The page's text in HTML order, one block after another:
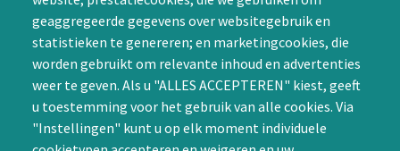
geaggregeerde gegevens over websitegebruik en
statistieken te genereren; en marketingcookies, die
worden gebruikt om relevante inhoud en advertenties
weer te geven. Als u "ALLES ACCEPTEREN" kiest, geeft
u toestemming voor het gebruik van alle cookies. Via
"Instellingen" kunt u op elk moment individuele